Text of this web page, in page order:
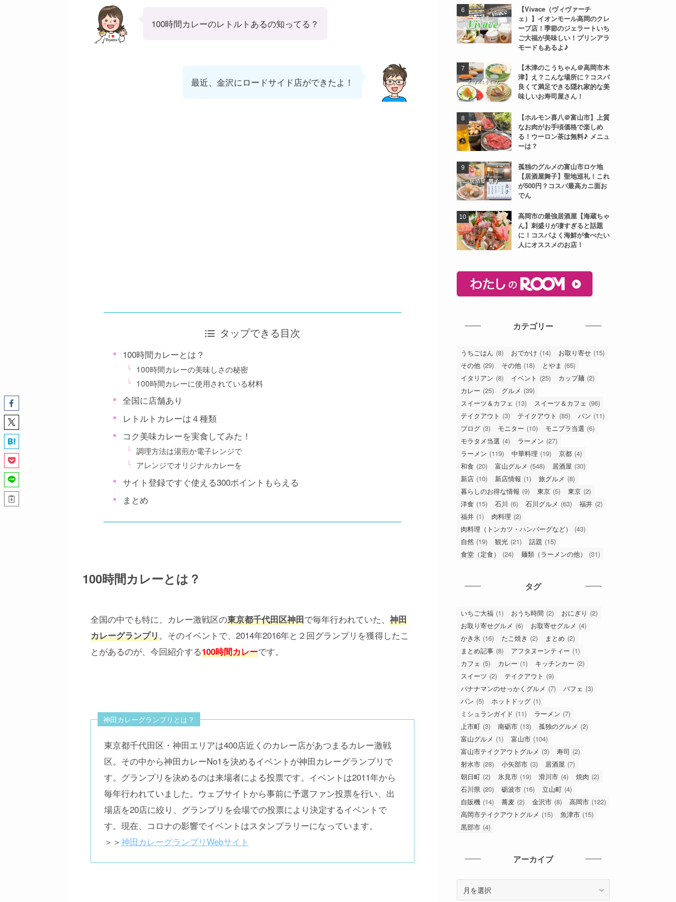
100時間カレーのレトルトあるの知ってる？
最近、金沢にロードサイド店ができたよ！
タップできる目次
100時間カレーとは？
100時間カレーの美味しさの秘密
100時間カレーに使用されている材料
全国に店舗あり
レトルトカレーは４種類
コク美味カレーを実食してみた！
調理方法は湯煎か電子レンジで
アレンジでオリジナルカレーを
サイト登録ですぐ使える300ポイントもらえる
まとめ
100時間カレーとは？
全国の中でも特に、カレー激戦区の東京都千代田区神田で毎年行われていた、 神田
カレーグランプリ。そのイベントで、2014年2016年と２回グランプリを獲得したこ
とがあるのが、今回紹介する100時間カレーです。
神田カレーグランプリとは？
東京都千代田区・神田エリアは400店近くのカレー店があつまるカレー激戦
区。その中から神田カレーNo1を決めるイベントが神田カレーグランプリで
す。グランプリを決めるのは来場者による投票です。イベントは2011年から
毎年行われていました。ウェブサイトから事前に予選ファン投票を行い、出
場店を20店に絞り、グランプリを会場での投票により決定するイベントで
す。現在、コロナの影響でイベントはスタンプラリーになっています。
＞＞神田カレーグランプリWebサイト
【Vivace（ヴィヴァーチ
ェ）】イオンモール高岡のクレ
ープ店！季節のジェラートいち
ご大福が美味しい！プリンアラ
モードもあるよ♪
【木津のこうちゃん＠高岡市木
津】え？こんな場所に？コスパ
良くて満足できる隠れ家的な美
味しいお寿司屋さん！
【ホルモン喜八＠富山市】上質
なお肉がお手頃価格で楽しめ
る！ウーロン茶は無料♪ メニュ
ーは？
孤独のグルメの富山市ロケ地
【居酒屋舞子】聖地巡礼！これ
が500円？コスパ最高カニ面お
でん
高岡市の最強居酒屋【海蔵ちゃ
ん】刺盛りが凄すぎると話題
に！コスパよく海鮮が食べたい
人にオススメのお店！
カテゴリー
うちごはん (8) おでかけ (14) お取り寄せ (15)
その他 (29) その他 (18) とやま (65)
イタリアン (8) イベント (25) カップ麺 (2)
カレー (25) グルメ (39)
スイーツ＆カフェ (13) スイーツ＆カフェ (96)
テイクアウト (3) テイクアウト (85) パン (11)
ブログ (3) モニター (10) モニプラ当選 (6)
モラタメ当選 (4) ラーメン (27)
ラーメン (119) 中華料理 (19) 京都 (4)
和食 (20) 富山グルメ (548) 居酒屋 (30)
新店 (10) 新店情報 (1) 旅グルメ (8)
暮らしのお得な情報 (9) 東京 (5) 東京 (2)
洋食 (15) 石川 (6) 石川グルメ (63) 福井 (2)
福井 (1) 肉料理 (2)
肉料理（トンカツ・ハンバーグなど）
(43)
自然 (19) 観光 (21) 話題 (15)
食堂（定食）
(24) 麺類（ラーメンの他） (31)
タグ
いちご大福 (1) おうち時間 (2) おにぎり (2)
お取り寄せグルメ (6) お取寄せグルメ (4)
かき氷 (16) たこ焼き (2) まとめ (2)
まとめ記事 (8) アフタヌーンティー (1)
カフェ (5) カレー (1) キッチンカー (2)
スイーツ (2) テイクアウト (9)
バナナマンのせっかくグルメ (7) パフェ (3)
パン (5) ホットドッグ (1)
ミシュランガイド (11) ラーメン (7)
上市町 (3) 南砺市 (13) 孤独のグルメ (2)
富山グルメ (1) 富山市 (104)
富山市テイクアウトグルメ (3) 寿司 (2)
射水市 (28) 小矢部市 (3) 居酒屋 (7)
朝日町 (2) 氷見市 (19) 滑川市 (4) 焼肉 (2)
石川県 (20) 砺波市 (16) 立山町 (4)
自販機 (14) 蕎麦 (2) 金沢市 (8) 高岡市 (122)
高岡市テイクアウトグルメ (15) 魚津市 (15)
黒部市 (4)
アーカイブ